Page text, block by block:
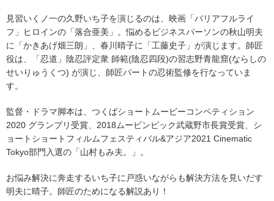
見習いくノ一の久野いち子を演じるのは、映画「バリアフルライ
フ」ヒロインの「落合亜美」。悩めるビジネスパーソンの秋山明夫
に「かきあげ畑三朗」、春川晴子に「工藤史子」が演じます。師匠
役は、「忍道」陰忍評定衆 師範(陰忍四段)の習志野青龍窟(ならしの
せいりゅうくつ) が演じ、師匠パートの忍術監修を行なっていま
す。
監督・ドラマ脚本は、つくばショートムービーコンペティション
2020 グランプリ受賞、2018ムービンピック武蔵野市長賞受賞、シ
ョートショートフィルムフェスティバル&アジア2021 Cinematic
Tokyo部門入選の「山村もみ夫。」。
お悩み解決に奔走するいち子に戸惑いながらも解決方法を見いだす
明夫に晴子。師匠のためになる解説あり！